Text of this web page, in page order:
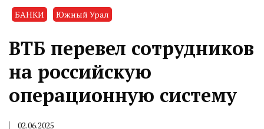
БАНКИ Южный Урал
ВТБ перевел сотрудников
на российскую
операционную систему
02.06.2025